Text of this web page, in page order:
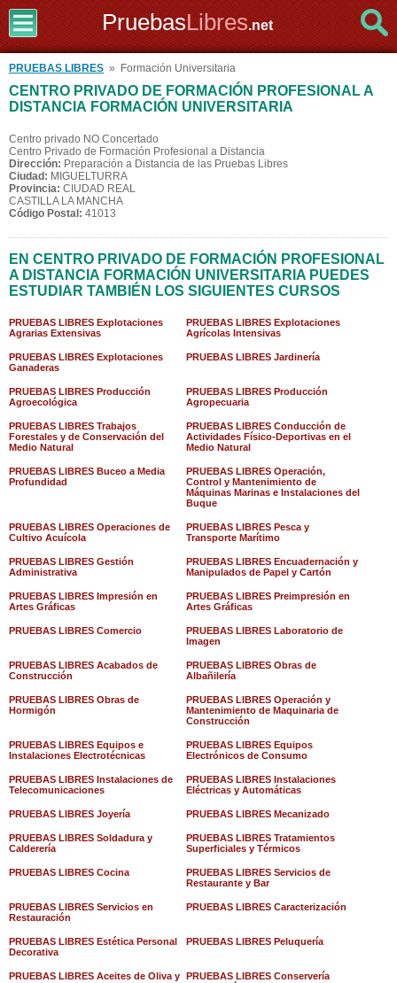
PruebasLibres.net
PRUEBAS LIBRES » Formación Universitaria
CENTRO PRIVADO DE FORMACIÓN PROFESIONAL A
DISTANCIA FORMACIÓN UNIVERSITARIA
Centro privado NO Concertado
Centro Privado de Formación Profesional a Distancia
Dirección: Preparación a Distancia de las Pruebas Libres
Ciudad: MIGUELTURRA
Provincia: CIUDAD REAL
CASTILLA LA MANCHA
Código Postal: 41013
EN CENTRO PRIVADO DE FORMACIÓN PROFESIONAL
A DISTANCIA FORMACIÓN UNIVERSITARIA PUEDES
ESTUDIAR TAMBIÉN LOS SIGUIENTES CURSOS
PRUEBAS LIBRES Explotaciones
Agrarias Extensivas
PRUEBAS LIBRES Explotaciones
Agrícolas Intensivas
PRUEBAS LIBRES Explotaciones
Ganaderas
PRUEBAS LIBRES Jardinería
PRUEBAS LIBRES Producción
Agroecológica
PRUEBAS LIBRES Producción
Agropecuaria
PRUEBAS LIBRES Trabajos
Forestales y de Conservación del
Medio Natural
PRUEBAS LIBRES Conducción de
Actividades Físico-Deportivas en el
Medio Natural
PRUEBAS LIBRES Buceo a Media
Profundidad
PRUEBAS LIBRES Operación,
Control y Mantenimiento de
Máquinas Marinas e Instalaciones del
Buque
PRUEBAS LIBRES Operaciones de
Cultivo Acuícola
PRUEBAS LIBRES Pesca y
Transporte Marítimo
PRUEBAS LIBRES Gestión
Administrativa
PRUEBAS LIBRES Encuadernación y
Manipulados de Papel y Cartón
PRUEBAS LIBRES Impresión en
Artes Gráficas
PRUEBAS LIBRES Preimpresión en
Artes Gráficas
PRUEBAS LIBRES Comercio
PRUEBAS LIBRES Laboratorio de
Imagen
PRUEBAS LIBRES Acabados de
Construcción
PRUEBAS LIBRES Obras de
Albañilería
PRUEBAS LIBRES Obras de
Hormigón
PRUEBAS LIBRES Operación y
Mantenimiento de Maquinaria de
Construcción
PRUEBAS LIBRES Equipos e
Instalaciones Electrotécnicas
PRUEBAS LIBRES Equipos
Electrónicos de Consumo
PRUEBAS LIBRES Instalaciones de
Telecomunicaciones
PRUEBAS LIBRES Instalaciones
Eléctricas y Automáticas
PRUEBAS LIBRES Joyería PRUEBAS LIBRES Mecanizado
PRUEBAS LIBRES Soldadura y
Calderería
PRUEBAS LIBRES Tratamientos
Superficiales y Térmicos
PRUEBAS LIBRES Cocina
PRUEBAS LIBRES Servicios de
Restaurante y Bar
PRUEBAS LIBRES Servicios en
Restauración
PRUEBAS LIBRES Caracterización
PRUEBAS LIBRES Estética Personal
Decorativa
PRUEBAS LIBRES Peluquería
PRUEBAS LIBRES Aceites de Oliva y PRUEBAS LIBRES Conservería